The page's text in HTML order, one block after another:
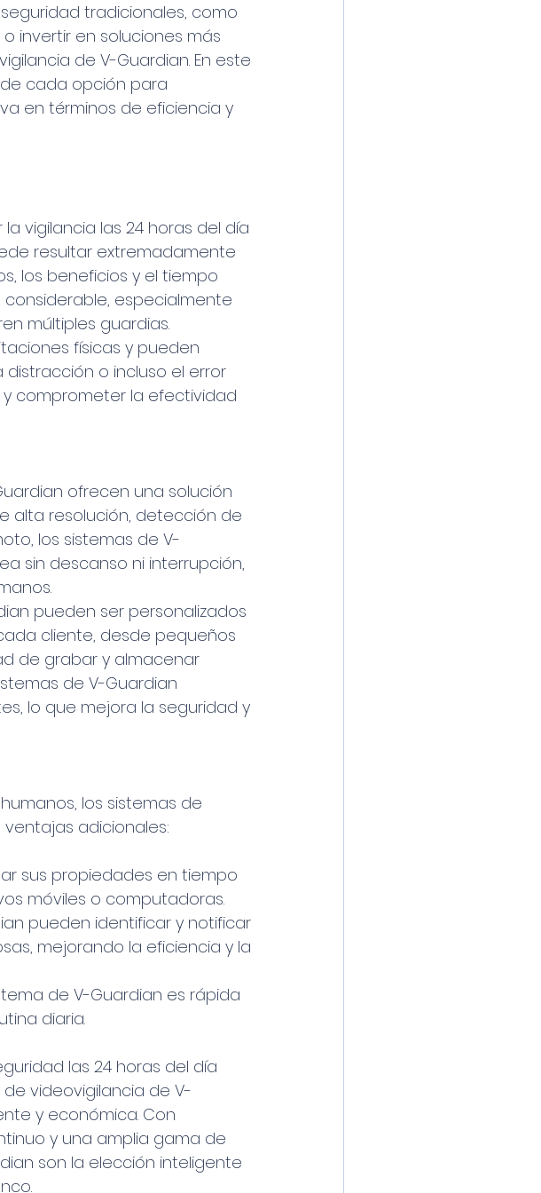
tradicionales, como
invertir en soluciones más
de V-Guardian. En este
cada opción para
en términos de eficiencia y
vigilancia las 24 horas del día
resultar extremadamente
los beneficios y el tiempo
especialmente
múltiples guardias.
físicas y pueden
o incluso el error
comprometer la efectividad
ofrecen una solución
alta resolución, detección de
los sistemas de V-
sin descanso ni interrupción,
pueden ser personalizados
cliente, desde pequeños
de grabar y almacenar
de V-Guardian
lo que mejora la seguridad y
los sistemas de
adicionales:
sus propiedades en tiempo
móviles o computadoras.
pueden identificar y notificar
mejorando la eficiencia y la
de V-Guardian es rápida
diaria.
las 24 horas del día
videovigilancia de V-
y económica. Con
y una amplia gama de
son la elección inteligente